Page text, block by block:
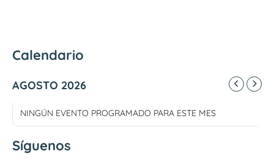
Calendario
AGOSTO 2026
NINGÚN EVENTO PROGRAMADO PARA ESTE MES
Síguenos